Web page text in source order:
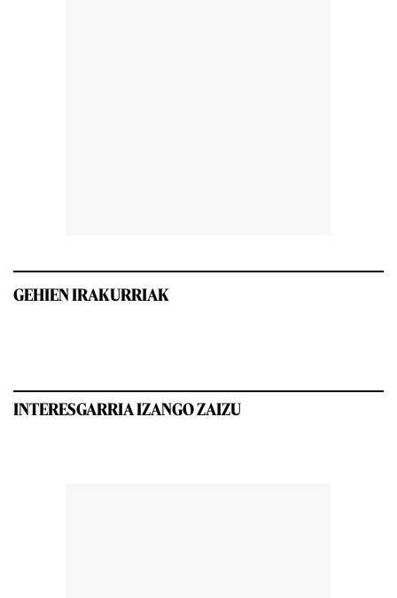
GEHIEN IRAKURRIAK
INTERESGARRIA IZANGO ZAIZU